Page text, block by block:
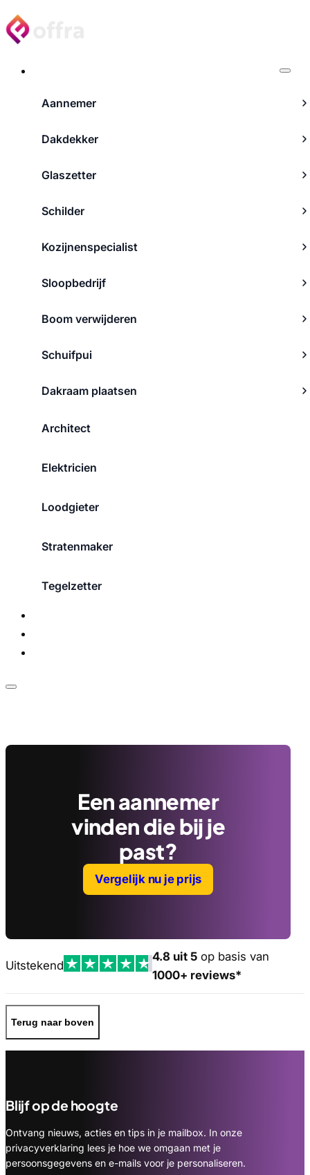
Aannemer
Dakdekker
Glaszetter
Schilder
Kozijnenspecialist
Sloopbedrijf
Boom verwijderen
Schuifpui
Dakraam plaatsen
Architect
Elektricien
Loodgieter
Stratenmaker
Tegelzetter
Een aannemer
vinden die bij je
past?
Vergelijk nu je prijs
Uitstekend
4.8 uit 5 op basis van
1000+ reviews*
Terug naar boven
Blijf op de hoogte
Ontvang nieuws, acties en tips in je mailbox. In onze
privacyverklaring lees je hoe we omgaan met je
persoonsgegevens en e-mails voor je personaliseren.